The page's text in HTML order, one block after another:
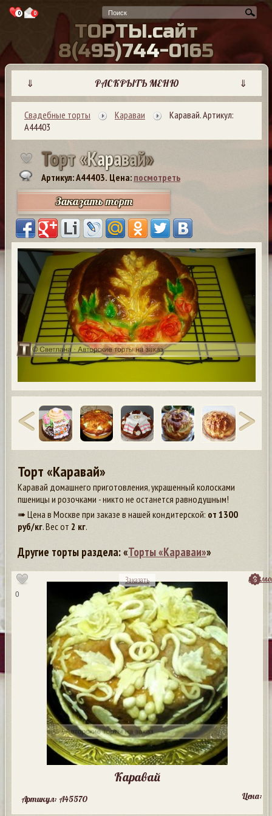
0 0
ТОРТЫ.сайт
8(495)744-0165
⇓ РАСКРЫТЬ МЕНЮ ⇓
Свадебные торты Караваи
Каравай. Артикул:
А44403
Торт«Каравай»
Артикул: A44403. Цена: посмотреть
Заказать торт
Торт «Каравай»
Каравай домашнего приготовления, украшенный колосками
пшеницы и розочками - никто не останется равнодушным!
➠ Цена в Москве при заказе в нашей кондитерской: от 1300
руб/кг. Вес от 2 кг.
Другие торты раздела: «Торты «Караваи»»
0
Заказать
Каравай
Артикул: A45570 Цена: